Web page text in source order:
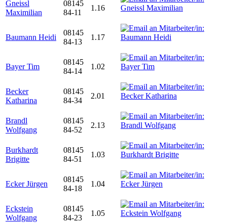
Gneissl
Maximilian
08145
84-11
1.16
Baumann Heidi
08145
84-13
1.17
Bayer Tim
08145
84-14
1.02
Becker
Katharina
08145
84-34
2.01
Brandl
Wolfgang
08145
84-52
2.13
Burkhardt
Brigitte
08145
84-51
1.03
Ecker Jürgen
08145
84-18
1.04
Eckstein
Wolfgang
08145
84-23
1.05